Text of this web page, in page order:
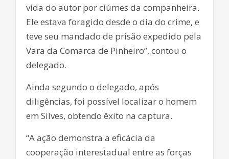
vida do autor por ciúmes da companheira.
Ele estava foragido desde o dia do crime, e
teve seu mandado de prisão expedido pela
Vara da Comarca de Pinheiro”, contou o
delegado.
Ainda segundo o delegado, após
diligências, foi possível localizar o homem
em Silves, obtendo êxito na captura.
“A ação demonstra a eficácia da
cooperação interestadual entre as forças